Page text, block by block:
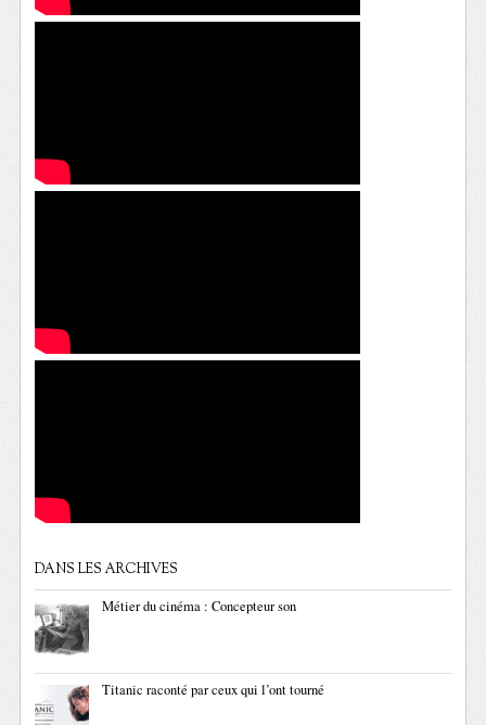
DANS LES ARCHIVES
Métier du cinéma : Concepteur son
Titanic raconté par ceux qui l’ont tourné